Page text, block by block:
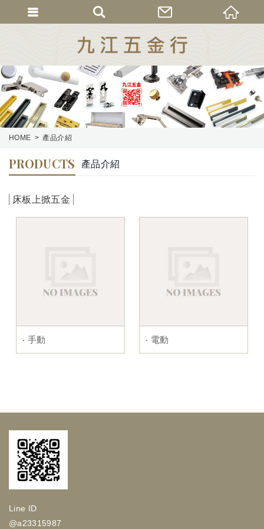
HOME 產品介紹
PRODUCTS 產品介紹
床板上掀五金
‧ 手動 ‧ 電動
Line ID
@a23315987